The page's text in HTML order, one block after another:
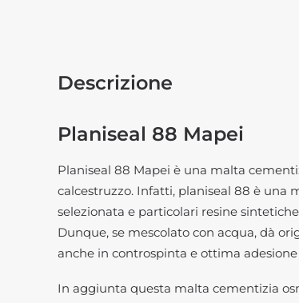
Descrizione
Planiseal 88 Mapei
Planiseal 88 Mapei è una malta
calcestruzzo. Infatti, planiseal 88 è una
selezionata e particolari resine
Dunque, se mescolato con acqua, dà
anche in controspinta e ottima
In aggiunta questa malta cementizia